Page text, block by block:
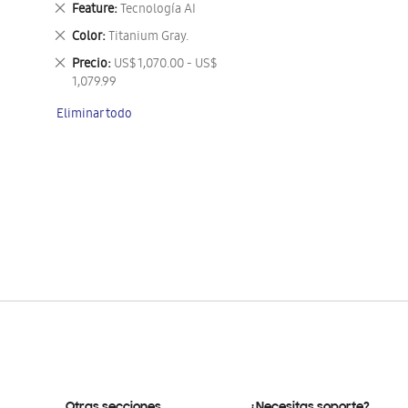
Feature Tecnología AI
Eliminar
este
artículo
Color Titanium Gray.
Eliminar
este
artículo
Precio US$ 1,070.00 - US$
1,079.99
Eliminar
este
Eliminar todo